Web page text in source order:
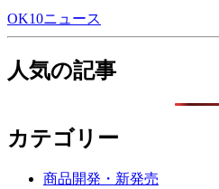
OK10ニュース
人気の記事
カテゴリー
商品開発・新発売